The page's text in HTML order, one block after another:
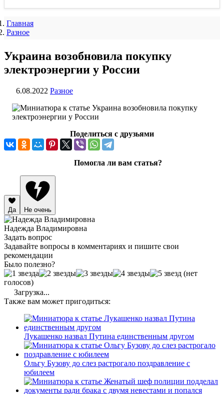
Главная
Разное
Украина возобновила покупку
электроэнергии у России
6.08.2022 Разное
Поделиться с друзьями
Помогла ли вам статья?
Да Не очень
Надежда Владимировна
Задать вопрос
Задавайте вопросы в комментариях и пишите свои
рекомендации
Было полезно?
(нет
голосов)
Загрузка...
Также вам может пригодиться:
Лукашенко назвал Путина единственным другом
Ольгу Бузову до слез растрогало поздравление с
юбилеем